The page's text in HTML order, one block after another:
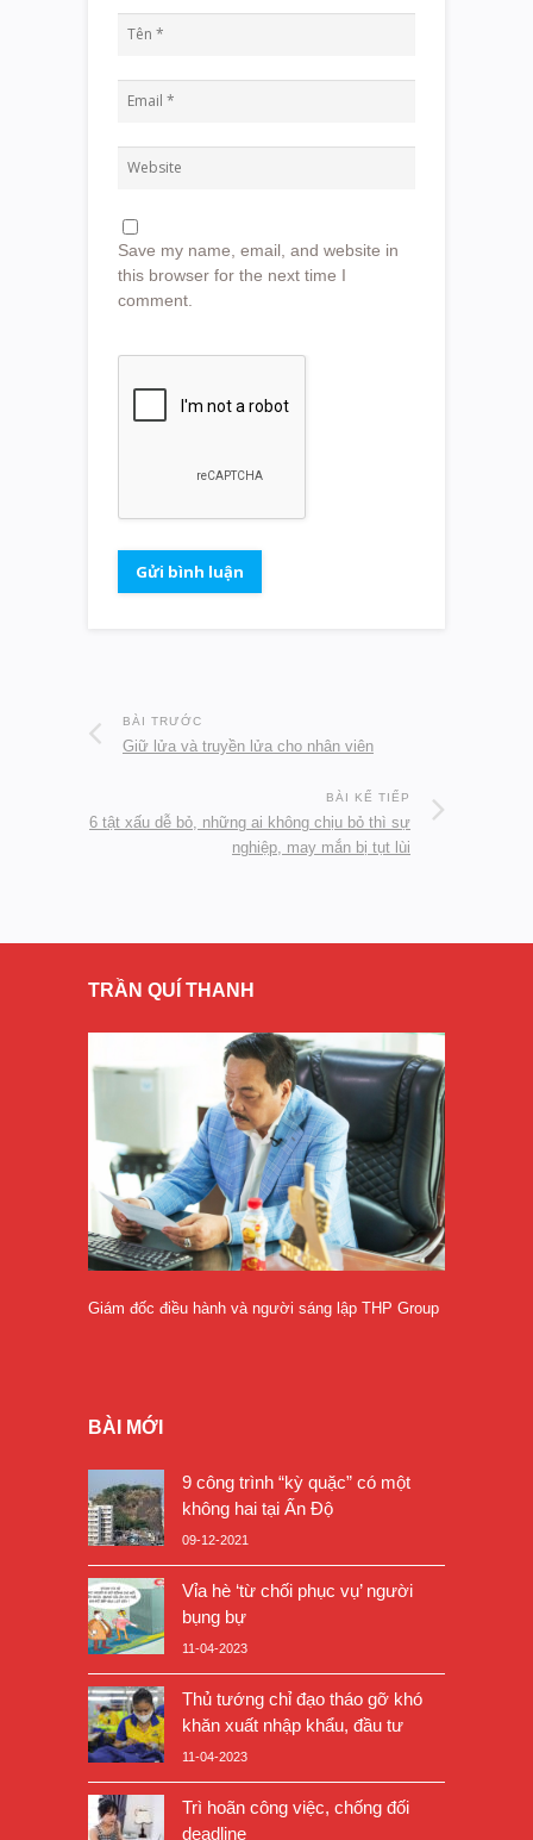
Save my name, email, and website in
this browser for the next time I
comment.
BÀI TRƯỚC
Giữ lửa và truyền lửa cho nhân viên
BÀI KẾ TIẾP
6 tật xấu dễ bỏ, những ai không chịu bỏ thì sự
nghiệp, may mắn bị tụt lùi
TRẦN QUÍ THANH
Giám đốc điều hành và người sáng lập THP Group
BÀI MỚI
9 công trình “kỳ quặc” có một
không hai tại Ấn Độ
09-12-2021
Vỉa hè ‘từ chối phục vụ’ người
bụng bự
11-04-2023
Thủ tướng chỉ đạo tháo gỡ khó
khăn xuất nhập khẩu, đầu tư
11-04-2023
Trì hoãn công việc, chống đối
deadline